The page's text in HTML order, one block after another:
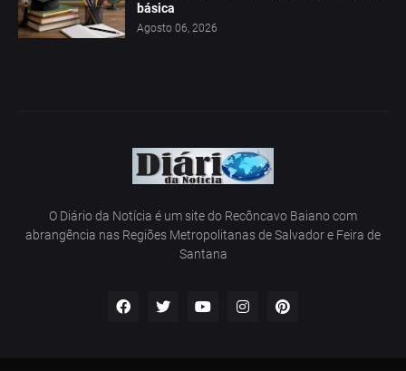
básica
Agosto 06, 2026
O Diário da Notícia é um site do Recôncavo Baiano com
abrangência nas Regiões Metropolitanas de Salvador e Feira de
Santana